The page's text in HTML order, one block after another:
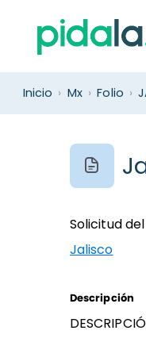
Inicio › Mx › Folio ›
Solicitud
Jalisco
Descripción